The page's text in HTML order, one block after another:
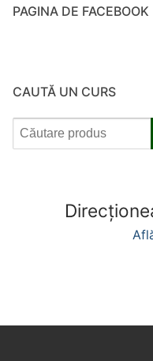
PAGINA DE FACEBOOK
CAUTĂ UN CURS